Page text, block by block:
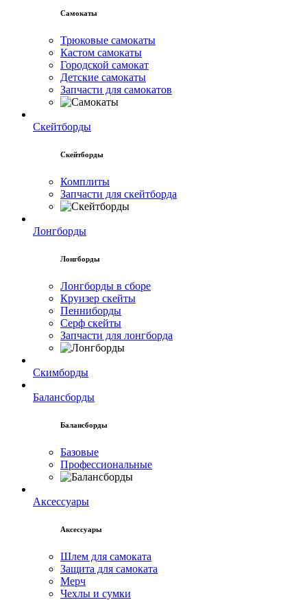
Самокаты
Трюковые самокаты
Кастом самокаты
Городской самокат
Детские самокаты
Запчасти для самокатов
Скейтборды
Скейтборды
Комплиты
Запчасти для скейтборда
Лонгборды
Лонгборды
Лонгборды в сборе
Круизер скейты
Пенниборды
Серф скейты
Запчасти для лонгборда
Скимборды
Балансборды
Балансборды
Базовые
Профессиональные
Аксессуары
Аксессуары
Шлем для самоката
Защита для самоката
Мерч
Чехлы и сумки